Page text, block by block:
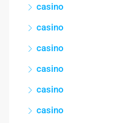
casino
casino
casino
casino
casino
casino